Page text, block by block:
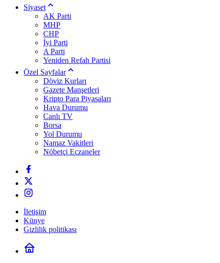
Siyaset
AK Parti
MHP
CHP
İyi Parti
A Parti
Yeniden Refah Partisi
Özel Sayfalar
Döviz Kurları
Gazete Manşetleri
Kripto Para Piyasaları
Hava Durumu
Canlı TV
Borsa
Yol Durumu
Namaz Vakitleri
Nöbetçi Eczaneler
İletişim
Künye
Gizlilik politikası